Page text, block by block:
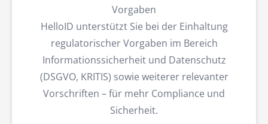
Vorgaben
HelloID unterstützt Sie bei der Einhaltung
regulatorischer Vorgaben im Bereich
Informationssicherheit und Datenschutz
(DSGVO, KRITIS) sowie weiterer relevanter
Vorschriften – für mehr Compliance und
Sicherheit.